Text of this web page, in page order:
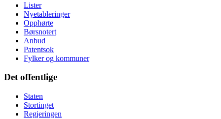
Lister
Nyetableringer
Opphørte
Børsnotert
Anbud
Patentsok
Fylker og kommuner
Det offentlige
Staten
Stortinget
Regjeringen